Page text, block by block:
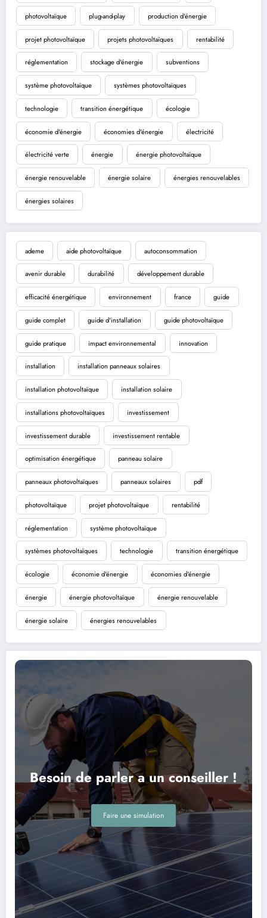
photovoltaïque plug-and-play production d'énergie
projet photovoltaïque projets photovoltaïques rentabilité
réglementation stockage d'énergie subventions
système photovoltaïque systèmes photovoltaïques
technologie transition énergétique écologie
économie d'énergie économies d'énergie électricité
électricité verte énergie énergie photovoltaïque
énergie renouvelable énergie solaire énergies renouvelables
énergies solaires
ademe aide photovoltaïque autoconsommation
avenir durable durabilité développement durable
efficacité énergétique environnement france guide
guide complet guide d'installation guide photovoltaïque
guide pratique impact environnemental innovation
installation installation panneaux solaires
installation photovoltaïque installation solaire
installations photovoltaïques investissement
investissement durable investissement rentable
optimisation énergétique panneau solaire
panneaux photovoltaïques panneaux solaires pdf
photovoltaïque projet photovoltaïque rentabilité
réglementation système photovoltaïque
systèmes photovoltaïques technologie transition énergétique
écologie économie d'énergie économies d'énergie
énergie énergie photovoltaïque énergie renouvelable
énergie solaire énergies renouvelables
Besoin de parler a un conseiller !
Faire une simulation